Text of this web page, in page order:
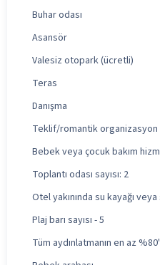
Buhar odası
Asansör
Valesiz otopark (ücretli)
Teras
Danışma
Teklif/romantik
Bebek veya çocuk bakım
Toplantı odası sayısı: 2
Otel yakınında su kayağı veya
Plaj barı sayısı - 5
Tüm aydınlatmanın en az